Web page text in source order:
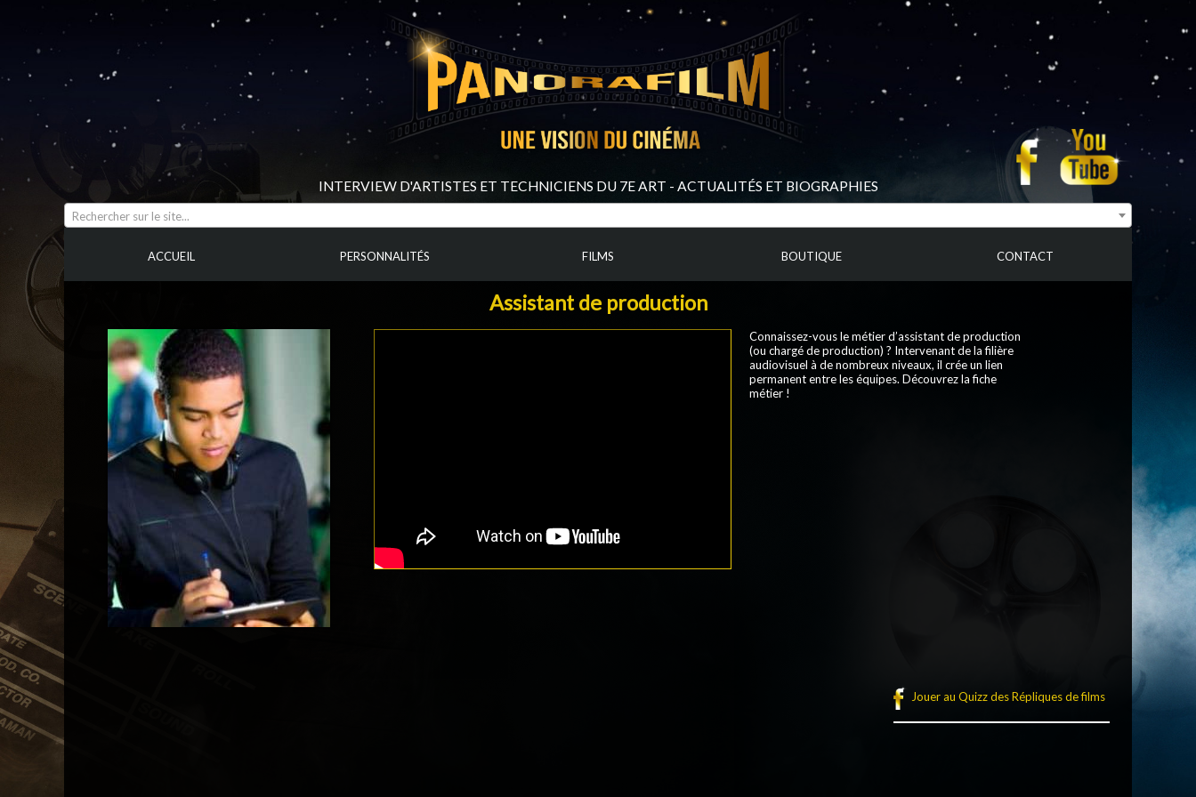
INTERVIEW D'ARTISTES ET TECHNICIENS DU 7E ART - ACTUALITÉS ET BIOGRAPHIES
Rechercher sur le site...
ACCUEIL PERSONNALITÉS FILMS BOUTIQUE CONTACT
Assistant de production
Connaissez-vous le métier d’assistant de production
(ou chargé de production) ? Intervenant de la filière
audiovisuel à de nombreux niveaux, il crée un lien
permanent entre les équipes. Découvrez la fiche
métier !
Jouer au Quizz des Répliques de films